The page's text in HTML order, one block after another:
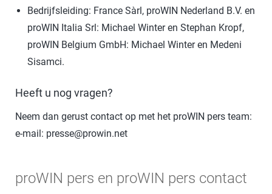
Bedrijfsleiding: France Sàrl, proWIN Nederland B.V. en
proWIN Italia Srl: Michael Winter en Stephan Kropf,
proWIN Belgium GmbH: Michael Winter en Medeni
Sisamci.
Heeft u nog vragen?
Neem dan gerust contact op met het proWIN pers team:
e-mail: presse@prowin.net
proWIN pers en proWIN pers contact